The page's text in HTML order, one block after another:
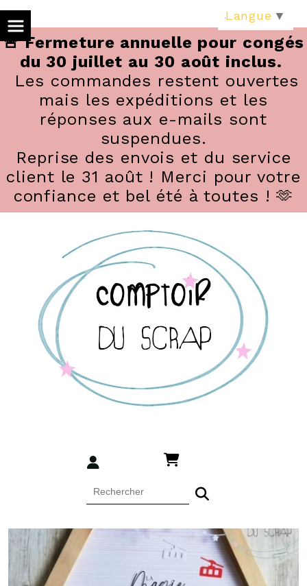
🚨 Fermeture annuelle pour congés
du 30 juillet au 30 août inclus.
Les commandes restent ouvertes
mais les expéditions et les
réponses aux e-mails sont
suspendues.
Reprise des envois et du service
client le 31 août ! Merci pour votre
confiance et bel été à toutes ! 🫶
Langue ▼